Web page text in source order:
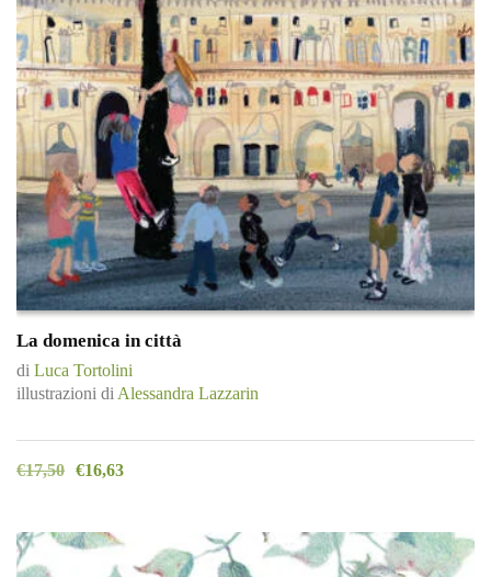
La domenica in città
di Luca Tortolini
illustrazioni di Alessandra Lazzarin
€17,50 €16,63